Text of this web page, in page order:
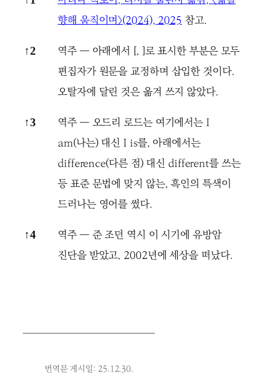
향해 움직이며〉(2024), 2025참고.
↑2
역주 ― 아래에서 [, ]로 표시한 부분은 모두
편집자가 원문을 교정하며 삽입한 것이다.
오탈자에 달린 것은 옮겨 쓰지 않았다.
↑3
역주 ― 오드리 로드는 여기에서는 I
am(나는) 대신 I is를, 아래에서는
difference(다른 점) 대신 different를 쓰는
등 표준 문법에 맞지 않는, 흑인의 특색이
드러나는 영어를 썼다.
↑4
역주 ― 준 조던 역시 이 시기에 유방암
진단을 받았고, 2002년에 세상을 떠났다.
번역문 게시일: 25.12.30.